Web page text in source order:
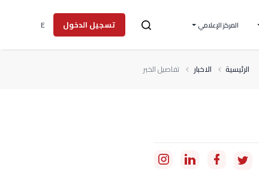
المركز الإعلامي تسجيل الدخول E
الرئيسية الاخبار تفاصيل الخبر